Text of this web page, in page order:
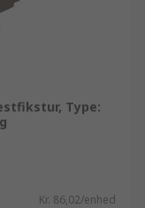
Type:
Kr. 86,02/enhed